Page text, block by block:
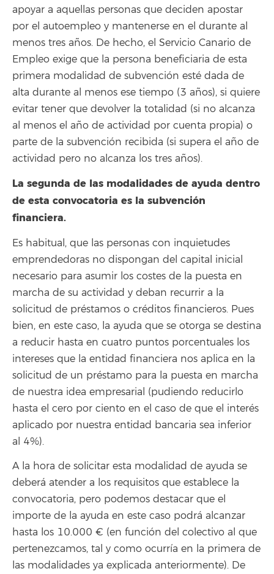
apoyar a aquellas personas que deciden apostar
por el autoempleo y mantenerse en el durante al
menos tres años. De hecho, el Servicio Canario de
Empleo exige que la persona beneficiaria de esta
primera modalidad de subvención esté dada de
alta durante al menos ese tiempo (3 años), si quiere
evitar tener que devolver la totalidad (si no alcanza
al menos el año de actividad por cuenta propia) o
parte de la subvención recibida (si supera el año de
actividad pero no alcanza los tres años).
La segunda de las modalidades de ayuda dentro
de esta convocatoria es la subvención
financiera.
Es habitual, que las personas con inquietudes
emprendedoras no dispongan del capital inicial
necesario para asumir los costes de la puesta en
marcha de su actividad y deban recurrir a la
solicitud de préstamos o créditos financieros. Pues
bien, en este caso, la ayuda que se otorga se destina
a reducir hasta en cuatro puntos porcentuales los
intereses que la entidad financiera nos aplica en la
solicitud de un préstamo para la puesta en marcha
de nuestra idea empresarial (pudiendo reducirlo
hasta el cero por ciento en el caso de que el interés
aplicado por nuestra entidad bancaria sea inferior
al 4%).
A la hora de solicitar esta modalidad de ayuda se
deberá atender a los requisitos que establece la
convocatoria, pero podemos destacar que el
importe de la ayuda en este caso podrá alcanzar
hasta los 10.000 € (en función del colectivo al que
pertenezcamos, tal y como ocurría en la primera de
las modalidades ya explicada anteriormente). De